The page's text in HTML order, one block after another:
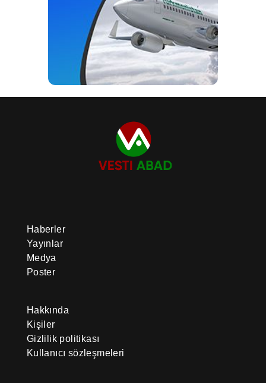
Haberler
Yayınlar
Medya
Poster
Hakkında
Kişiler
Gizlilik politikası
Kullanıcı sözleşmeleri